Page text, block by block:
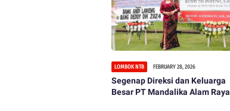
LOMBOK NTB FEBRUARY 28, 2026
Segenap Direksi dan Keluarga
Besar PT Mandalika Alam Raya